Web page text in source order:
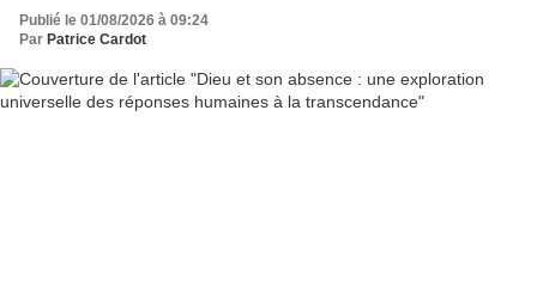
Publié le 01/08/2026 à 09:24
Par Patrice Cardot